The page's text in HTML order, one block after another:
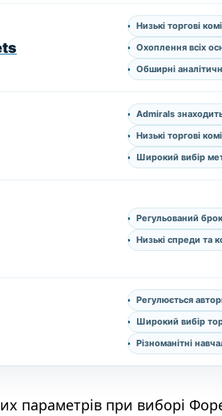
Низькі торгові
Охоплення всіх
Обширні
Admirals
Низькі торгові
Широкий вибір
Регульований
Низькі спреди та
Регулюється
Широкий вибір
Різноманітні
параметрів при виборі